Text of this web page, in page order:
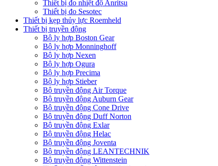
Thiết bị đo nhiệt độ Anritsu
Thiết bị đo Sesotec
Thiết bị kẹp thủy lực Roemheld
Thiết bị truyền động
Bộ ly hợp Boston Gear
Bộ ly hợp Monninghoff
Bộ ly hợp Nexen
Bộ ly hợp Ogura
Bộ ly hợp Precima
Bộ ly hợp Stieber
Bộ truyền động Air Torque
Bộ truyền động Auburn Gear
Bộ truyền động Cone Drive
Bộ truyền động Duff Norton
Bộ truyền động Exlar
Bộ truyền động Helac
Bộ truyền động Joventa
Bộ truyền động LEANTECHNIK
Bộ truyền động Wittenstein